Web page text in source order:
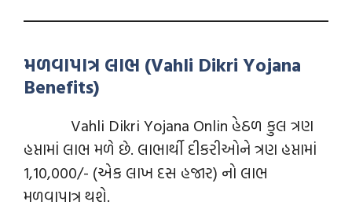
મળવાપાત્ર લાભ (Vahli Dikri Yojana
Benefits)
Vahli Dikri Yojana Onlin હેઠળ કુલ ત્રણ
હપ્તામાં લાભ મળે છે. લાભાર્થી દીકરીઓને ત્રણ હપ્તામાં
1,10,000/- (એક લાખ દસ હજાર) નો લાભ
મળવાપાત્ર થશે.